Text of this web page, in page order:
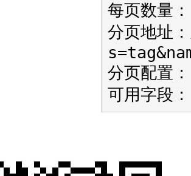
每页数量
分页地址
分页配置：
可用字段